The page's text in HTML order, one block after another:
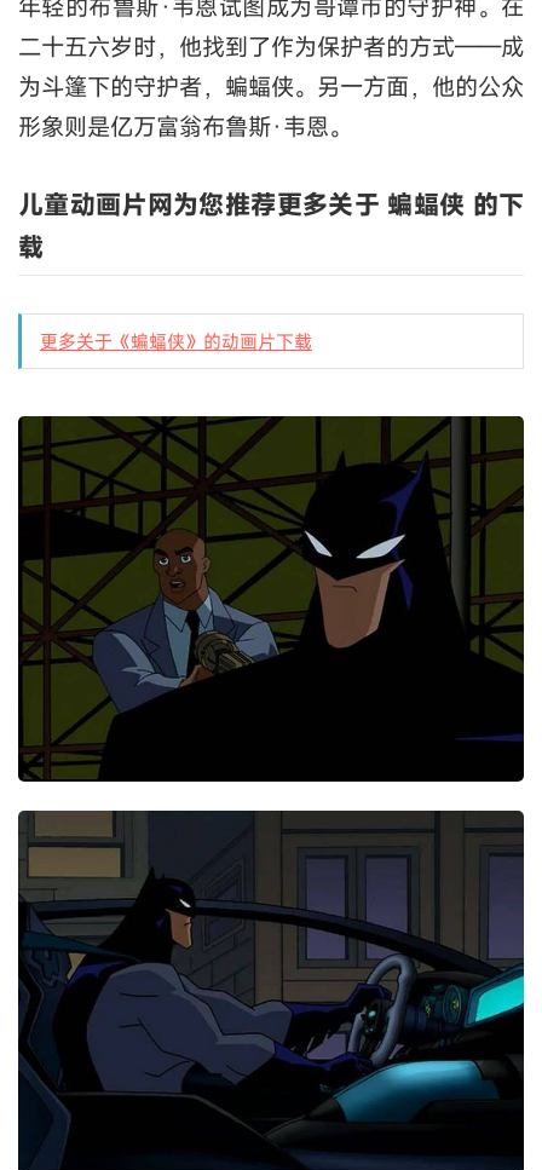
年轻的布鲁斯·韦恩试图成为哥谭市的守护神。在
二十五六岁时，他找到了作为保护者的方式——成
为斗篷下的守护者，蝙蝠侠。另一方面，他的公众
形象则是亿万富翁布鲁斯·韦恩。
儿童动画片网为您推荐更多关于 蝙蝠侠 的下
载
更多关于《蝙蝠侠》的动画片下载